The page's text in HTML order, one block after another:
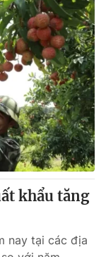
khẩu tăng
nay tại các địa